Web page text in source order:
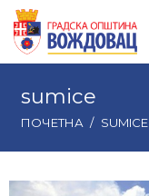
sumice
ПОЧЕТНА / SUMICE